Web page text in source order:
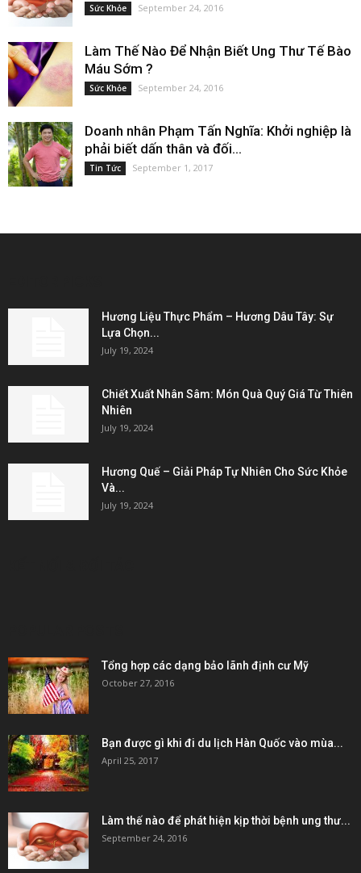
Sức Khỏe September 24, 2016
Làm Thế Nào Để Nhận Biết Ung Thư Tế Bào
Máu Sớm ?
Sức Khỏe September 24, 2016
Doanh nhân Phạm Tấn Nghĩa: Khởi nghiệp là
phải biết dấn thân và đối...
Tin Tức September 1, 2017
Hương Liệu Thực Phẩm – Hương Dâu Tây: Sự
Lựa Chọn...
July 19, 2024
Chiết Xuất Nhân Sâm: Món Quà Quý Giá Từ Thiên
Nhiên
July 19, 2024
Hương Quế – Giải Pháp Tự Nhiên Cho Sức Khỏe
Và...
July 19, 2024
Tổng hợp các dạng bảo lãnh định cư Mỹ
October 27, 2016
Bạn được gì khi đi du lịch Hàn Quốc vào mùa...
April 25, 2017
Làm thế nào để phát hiện kịp thời bệnh ung thư...
September 24, 2016